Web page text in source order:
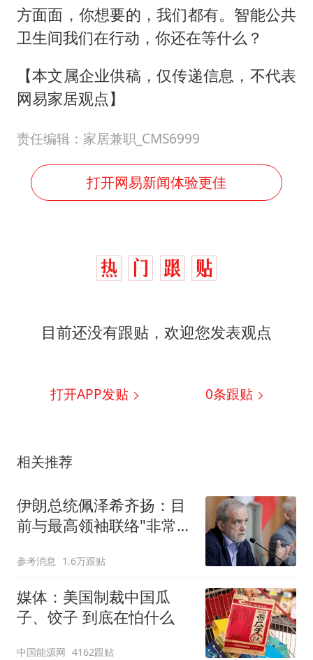
方面面，你想要的，我们都有。智能公共
卫生间我们在行动，你还在等什么？
【本文属企业供稿，仅传递信息，不代表
网易家居观点】
责任编辑：家居兼职_CMS6999
打开网易新闻体验更佳
目前还没有跟贴，欢迎您发表观点
打开APP发贴 0条跟贴
相关推荐
伊朗总统佩泽希齐扬：目
前与最高领袖联络"非常困
参考消息 1.6万跟贴
媒体：美国制裁中国瓜
子、饺子 到底在怕什么
中国能源网 4162跟贴